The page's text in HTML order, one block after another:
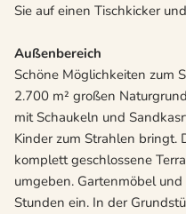
Sie auf einen Tischkicker
Außenbereich
Schöne Möglichkeiten zum
2.700 m² großen
mit Schaukeln und
Kinder zum Strahlen bringt.
komplett geschlossene
umgeben. Gartenmöbel
Stunden ein. In der